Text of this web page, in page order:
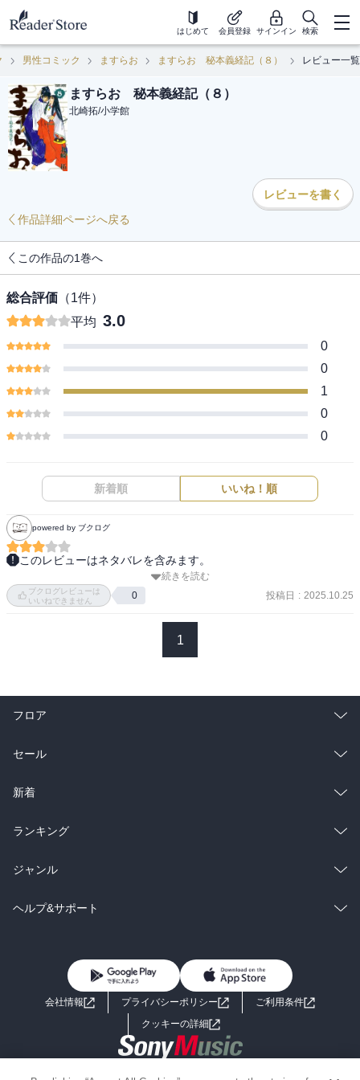
はじめて 会員登録 サインイン 検索
男性コミック ますらお ますらお 秘本義経記（８） レビュー一覧
ますらお 秘本義経記（８）
北崎拓/小学館
レビューを書く
作品詳細ページへ戻る
この作品の1巻へ
総合評価 （1件）
平均 3.0
0
0
1
0
0
新着順 いいね！順
powered by ブクログ
このレビューはネタバレを含みます。
源義経の一の谷の合戦までのお話。
なんていうか平維盛がちょうどいなくなるところまで。
続きを読む
ブクログレビューは
いいねできません
0 投稿日 : 2025.10.25
1
フロア
総合
ラノベ
雑誌・グラビア
BL・TL
セール
総合
ラノベ
雑誌・グラビア
BL・TL
新着
総合
ラノベ
雑誌・グラビア
ランキング
総合
ラノベ
ジャンル
コミック
ライトノベル 男子向けラノベ
小説
海外小説
ヘルプ&サポート
よくあるご質問 お問い合わせ
会社情報 プライバシーポリシー
ご利用条件
クッキーの詳細
Copyright 2017 - 2026 Sony Music Entertainment(Japan) Inc.